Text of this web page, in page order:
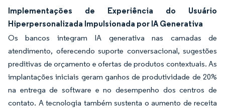
Implementações de Experiência do Usuário
Hiperpersonalizada Impulsionada por IA Generativa
Os bancos integram IA generativa nas camadas de
atendimento, oferecendo suporte conversacional, sugestões
preditivas de orçamento e ofertas de produtos contextuais. As
implantações iniciais geram ganhos de produtividade de 20%
na entrega de software e no desempenho dos centros de
contato. A tecnologia também sustenta o aumento de receita